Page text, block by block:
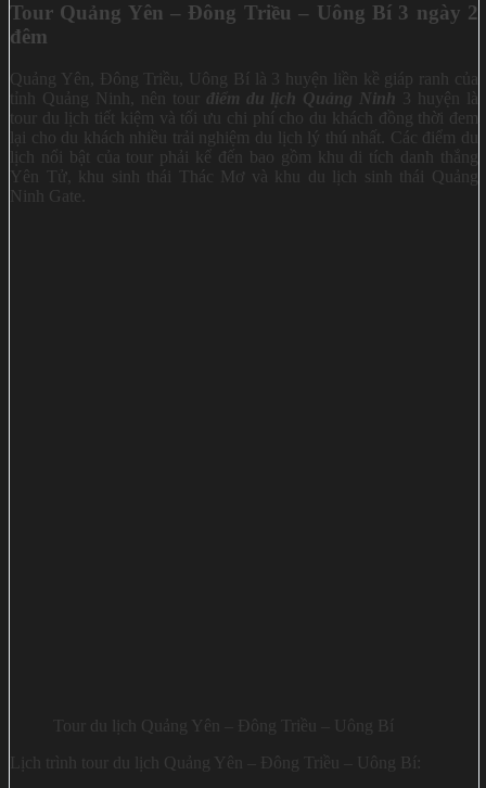
Tour Quảng Yên – Đông Triều – Uông Bí 3 ngày 2
đêm
Quảng Yên, Đông Triều, Uông Bí là 3 huyện liền kề giáp ranh của
tỉnh Quảng Ninh, nên tour điểm du lịch Quảng Ninh
3 huyện là
tour du lịch tiết kiệm và tối ưu chi phí cho du khách đồng thời đem
lại cho du khách nhiều trải nghiệm du lịch lý thú nhất. Các điểm du
lịch nổi bật của tour phải kể đến bao gồm khu di tích danh thắng
Yên Tử, khu sinh thái Thác Mơ và khu du lịch sinh thái Quảng
Ninh Gate.
Tour du lịch Quảng Yên – Đông Triều – Uông Bí
Lịch trình tour du lịch Quảng Yên – Đông Triều – Uông Bí: